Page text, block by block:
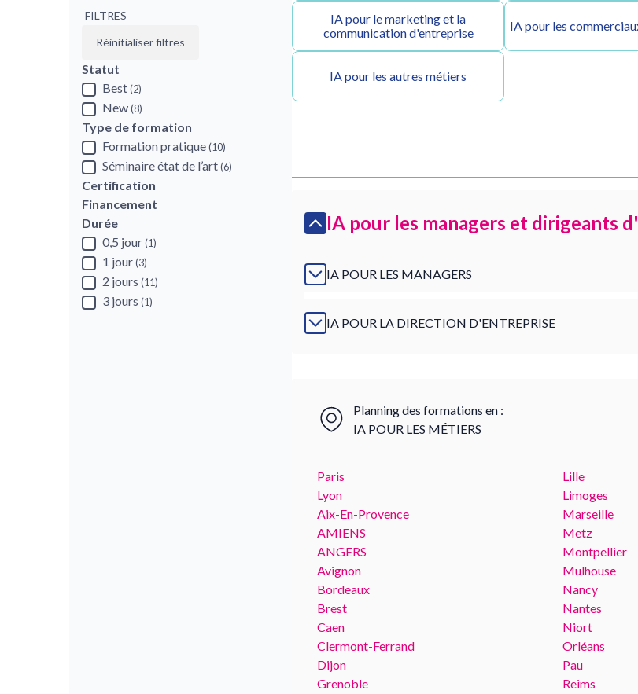
IA pour le marketing et la
communication d'entreprise
IA pour les
IA pour les autres métiers
IA pour les managers et dirigeants
IA POUR LES MANAGERS
IA POUR LA DIRECTION D'ENTREPRISE
Planning des formations en :
IA POUR LES MÉTIERS
Paris
Lyon
Aix-En-Provence
AMIENS
ANGERS
Avignon
Bordeaux
Brest
Caen
Clermont-Ferrand
Dijon
Grenoble
Lille
Limoges
Marseille
Metz
Montpellier
Mulhouse
Nancy
Nantes
Niort
Orléans
Pau
Reims
FILTRES
Réinitialiser filtres
Statut
Best(2)
New(8)
Type de formation
Formation pratique(10)
Séminaire état de l’art(6)
Certification
Financement
Durée
0,5 jour(1)
1 jour(3)
2 jours (11)
3 jours (1)